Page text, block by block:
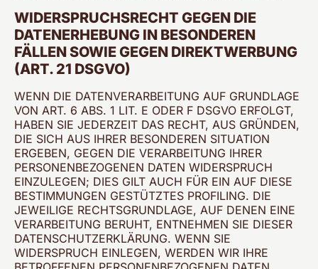
WIDERSPRUCHSRECHT GEGEN DIE
DATENERHEBUNG IN BESONDEREN
FÄLLEN SOWIE GEGEN DIREKTWERBUNG
(ART. 21 DSGVO)
WENN DIE DATENVERARBEITUNG AUF GRUNDLAGE
VON ART. 6 ABS. 1 LIT. E ODER F DSGVO ERFOLGT,
HABEN SIE JEDERZEIT DAS RECHT, AUS GRÜNDEN,
DIE SICH AUS IHRER BESONDEREN SITUATION
ERGEBEN, GEGEN DIE VERARBEITUNG IHRER
PERSONENBEZOGENEN DATEN WIDERSPRUCH
EINZULEGEN; DIES GILT AUCH FÜR EIN AUF DIESE
BESTIMMUNGEN GESTÜTZTES PROFILING. DIE
JEWEILIGE RECHTSGRUNDLAGE, AUF DENEN EINE
VERARBEITUNG BERUHT, ENTNEHMEN SIE DIESER
DATENSCHUTZERKLÄRUNG. WENN SIE
WIDERSPRUCH EINLEGEN, WERDEN WIR IHRE